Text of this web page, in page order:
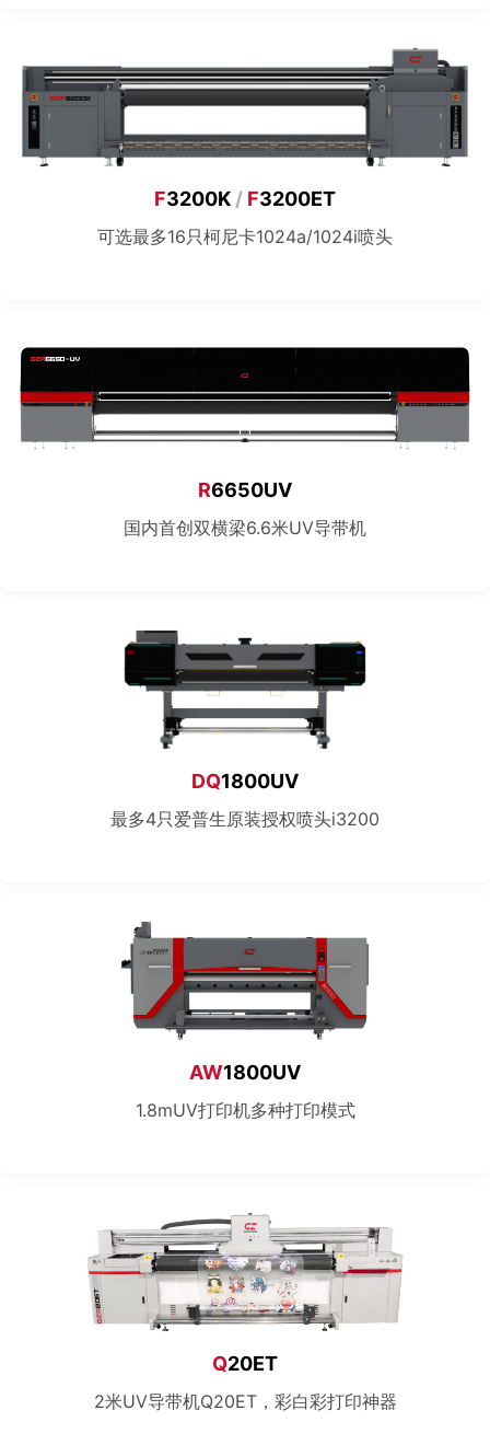
F3200K / F3200ET
可选最多16只柯尼卡1024a/1024i喷头
R6650UV
国内首创双横梁6.6米UV导带机
DQ1800UV
最多4只爱普生原装授权喷头i3200
AW1800UV
1.8mUV打印机多种打印模式
Q20ET
2米UV导带机Q20ET，彩白彩打印神器